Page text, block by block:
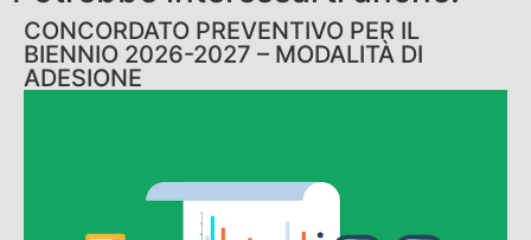
CONCORDATO PREVENTIVO PER IL
BIENNIO 2026-2027 – MODALITÀ DI
ADESIONE